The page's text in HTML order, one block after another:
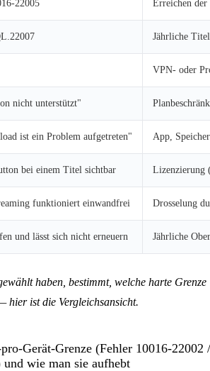
22005 Erreichen
Jährliche
VPN- oder
nicht unterstützt"
ist ein Problem aufgetreten" App,
bei einem Titel sichtbar Lizenzierung
funktioniert einwandfrei Drosselung
und lässt sich nicht erneuern Jährliche
haben, bestimmt, welche harte Grenze
hier ist die Vergleichsansicht.
Gerät-Grenze (Fehler 10016-22002 /
und wie man sie aufhebt